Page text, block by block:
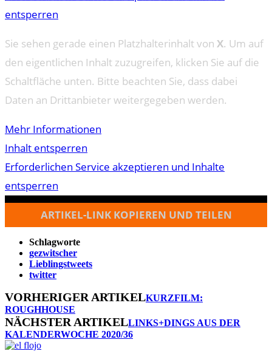
entsperren
Sie sehen gerade einen Platzhalterinhalt von X. Um auf
den eigentlichen Inhalt zuzugreifen, klicken Sie auf die
Schaltfläche unten. Bitte beachten Sie, dass dabei
Daten an Drittanbieter weitergegeben werden.
Mehr Informationen
Inhalt entsperren
Erforderlichen Service akzeptieren und Inhalte
entsperren
ARTIKEL-LINK KOPIEREN UND TEILEN
Schlagworte
gezwitscher
Lieblingstweets
twitter
VORHERIGER ARTIKELKURZFILM:
ROUGHHOUSE
NÄCHSTER ARTIKELLINKS+DINGS AUS DER
KALENDERWOCHE 2020/36